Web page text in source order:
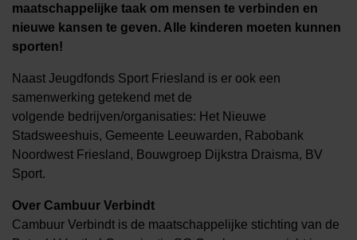
maatschappelijke taak om mensen te verbinden en
nieuwe kansen te geven. Alle kinderen moeten kunnen
sporten!
Naast Jeugdfonds Sport Friesland is er ook een
samenwerking getekend met de
volgende bedrijven/organisaties: Het Nieuwe
Stadsweeshuis, Gemeente Leeuwarden, Rabobank
Noordwest Friesland, Bouwgroep Dijkstra Draisma, BV
Sport.
Over Cambuur Verbindt
Cambuur Verbindt is de maatschappelijke stichting van de